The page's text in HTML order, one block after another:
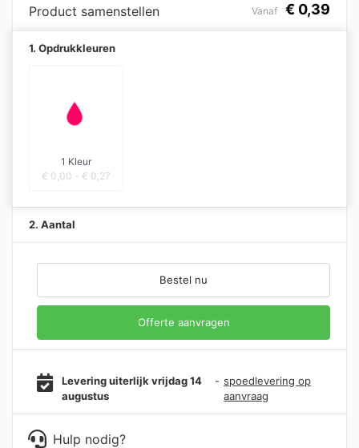
Product samenstellen Vanaf € 0,39
1. Opdrukkleuren
1 Kleur
€ 0,00 - € 0,27
2. Aantal
Bestel nu
Offerte aanvragen
Levering uiterlijk vrijdag 14
augustus
- spoedlevering op
aanvraag
Hulp nodig?